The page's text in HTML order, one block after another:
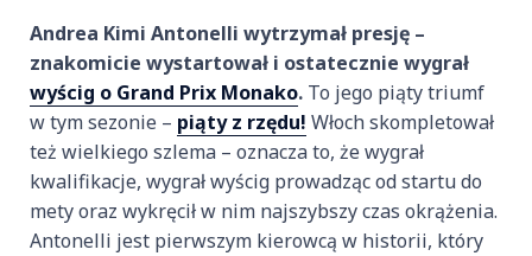
Andrea Kimi Antonelli wytrzymał presję –
znakomicie wystartował i ostatecznie wygrał
wyścig o Grand Prix Monako. To jego piąty triumf
w tym sezonie – piąty z rzędu! Włoch skompletował
też wielkiego szlema – oznacza to, że wygrał
kwalifikacje, wygrał wyścig prowadząc od startu do
mety oraz wykręcił w nim najszybszy czas okrążenia.
Antonelli jest pierwszym kierowcą w historii, który